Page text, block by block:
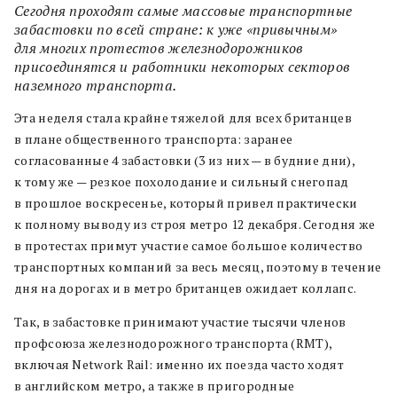
Сегодня проходят самые массовые транспортные
забастовки по всей стране: к уже «привычным»
для многих протестов железнодорожников
присоединятся и работники некоторых секторов
наземного транспорта.
Эта неделя стала крайне тяжелой для всех британцев
в плане общественного транспорта: заранее
согласованные 4 забастовки (3 из них — в будние дни),
к тому же — резкое похолодание и сильный снегопад
в прошлое воскресенье, который привел практически
к полному выводу из строя метро 12 декабря. Сегодня же
в протестах примут участие самое большое количество
транспортных компаний за весь месяц, поэтому в течение
дня на дорогах и в метро британцев ожидает коллапс.
Так, в забастовке принимают участие тысячи членов
профсоюза железнодорожного транспорта (RMT),
включая Network Rail: именно их поезда часто ходят
в английском метро, а также в пригородные